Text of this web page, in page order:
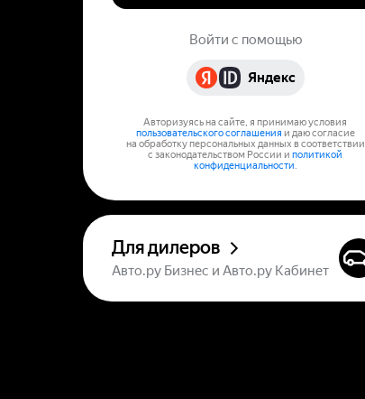
Войти с помощью
Яндекс
Авторизуясь на сайте, я принимаю условия
пользовательского соглашения и даю согласие
на обработку персональных данных в соответствии
с законодательством России и политикой
конфиденциальности.
Для дилеров
Авто.ру Бизнес и Авто.ру Кабинет